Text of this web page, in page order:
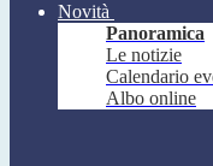
Novità
Panoramica
Le notizie
Calendario
Albo online